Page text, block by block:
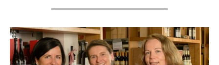
Kontakt